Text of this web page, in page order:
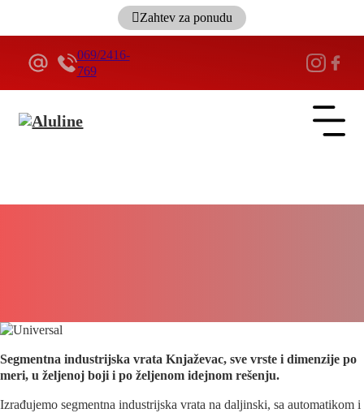
Zahtev za ponudu
069/2416-
769
Segmentna industrijska vrata Knjaževac, sve vrste i dimenzije po
meri, u željenoj boji i po željenom idejnom rešenju.
Izrađujemo segmentna industrijska vrata na daljinski, sa automatikom i